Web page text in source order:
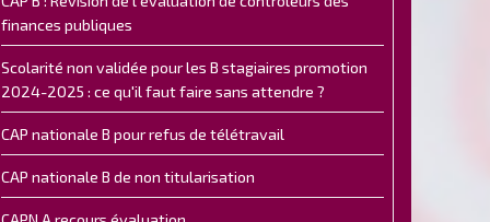
finances publiques
Scolarité non validée pour les B stagiaires promotion
2024-2025 : ce qu'il faut faire sans attendre ?
CAP nationale B pour refus de télétravail
CAP nationale B de non titularisation